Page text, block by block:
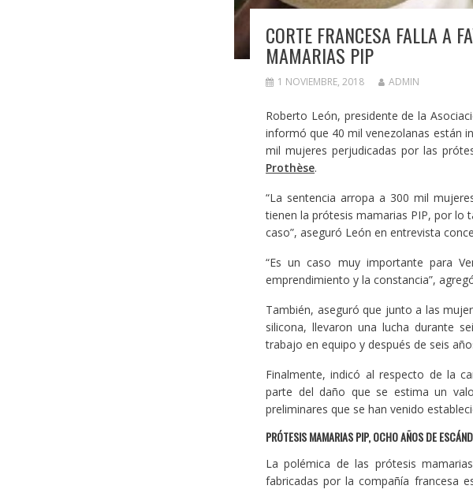
CORTE FRANCESA FALLA A
MAMARIAS PIP
1 NOVIEMBRE, 2018 ADMIN
Roberto León, presidente de la
informó que 40 mil venezolanas están
mil mujeres perjudicadas por las
Prothèse.
“La sentencia arropa a 300 mil
tienen la prótesis mamarias PIP, por lo
caso”, aseguró León en entrevista
“Es un caso muy importante para
emprendimiento y la constancia”,
También, aseguró que junto a las
silicona, llevaron una lucha durante
trabajo en equipo y después de seis
Finalmente, indicó al respecto de la
parte del daño que se estima un
preliminares que se han venido
PRÓTESIS MAMARIAS PIP, OCHO AÑOS DE
La polémica de las prótesis
fabricadas por la compañía francesa